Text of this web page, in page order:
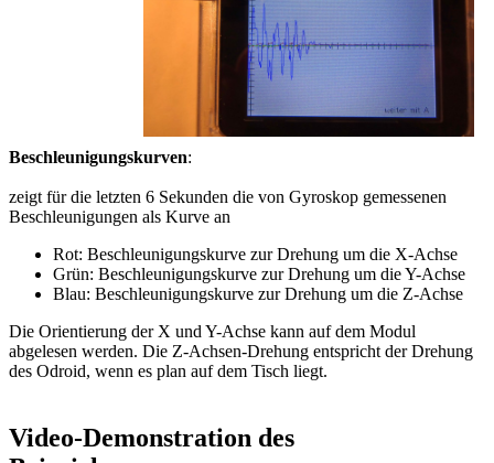
Beschleunigungskurven:
zeigt für die letzten 6 Sekunden die von Gyroskop gemessenen
Beschleunigungen als Kurve an
Rot: Beschleunigungskurve zur Drehung um die X-Achse
Grün: Beschleunigungskurve zur Drehung um die Y-Achse
Blau: Beschleunigungskurve zur Drehung um die Z-Achse
Die Orientierung der X und Y-Achse kann auf dem Modul
abgelesen werden. Die Z-Achsen-Drehung entspricht der Drehung
des Odroid, wenn es plan auf dem Tisch liegt.
Video-Demonstration des